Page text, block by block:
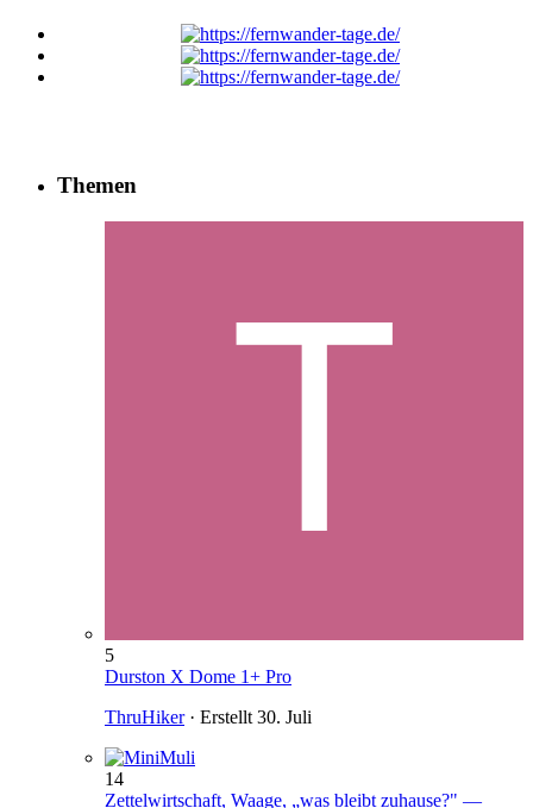
Themen
5
Durston X Dome 1+ Pro
ThruHiker· Erstellt 30. Juli
14
Zettelwirtschaft, Waage, „was bleibt zuhause?" —